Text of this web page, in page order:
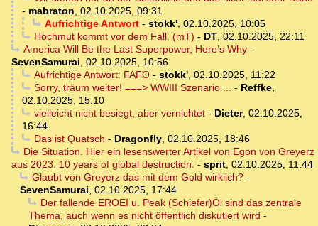
- mabraton, 02.10.2025, 09:31
Aufrichtige Antwort- stokk', 02.10.2025, 10:05
Hochmut kommt vor dem Fall. (mT) - DT, 02.10.2025, 22:11
America Will Be the Last Superpower, Here’s Why-
SevenSamurai, 02.10.2025, 10:56
Aufrichtige Antwort: FAFO- stokk', 02.10.2025, 11:22
Sorry, träum weiter! ===> WWIII Szenario ... - Reffke,
02.10.2025, 15:10
vielleicht nicht besiegt, aber vernichtet- Dieter, 02.10.2025,
16:44
Das ist Quatsch - Dragonfly, 02.10.2025, 18:46
Die Situation. Hier ein lesenswerter Artikel von Egon von Greyerz
aus 2023. 10 years of global destruction. - sprit, 02.10.2025, 11:44
Glaubt von Greyerz das mit dem Gold wirklich?-
SevenSamurai, 02.10.2025, 17:44
Der fallende EROEI u. Peak (Schiefer)Öl sind das zentrale
Thema, auch wenn es nicht öffentlich diskutiert wird -